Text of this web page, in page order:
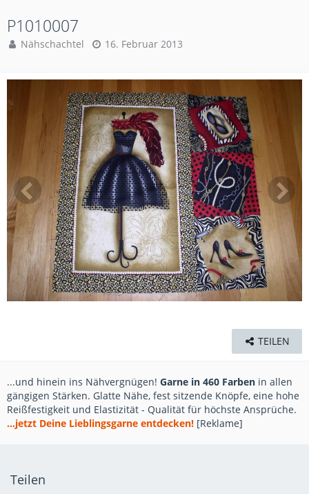
P1010007
Nähschachtel 16. Februar 2013
TEILEN
...und hinein ins Nähvergnügen! Garne in 460 Farben in allen
gängigen Stärken. Glatte Nähe, fest sitzende Knöpfe, eine hohe
Reißfestigkeit und Elastizität - Qualität für höchste Ansprüche.
...jetzt Deine Lieblingsgarne entdecken! [Reklame]
Teilen